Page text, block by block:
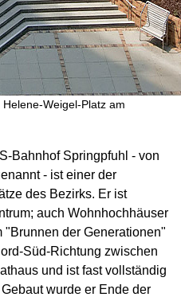
Weigel-Platz am
Bahnhof Springpfuhl - von
- ist einer der
des Bezirks. Er ist
auch Wohnhochhäuser
"Brunnen der Generationen"
Süd-Richtung zwischen
und ist fast vollständig
wurde er Ende der